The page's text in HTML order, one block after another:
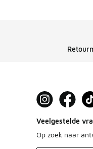
Veelgestelde
Op zoek naar